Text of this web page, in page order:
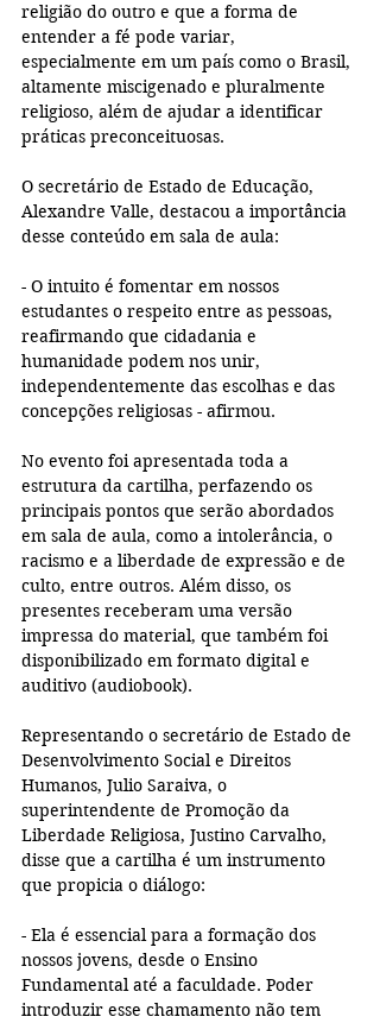
religião do outro e que a forma de
entender a fé pode variar,
especialmente em um país como o Brasil,
altamente miscigenado e pluralmente
religioso, além de ajudar a identificar
práticas preconceituosas.
O secretário de Estado de Educação,
Alexandre Valle, destacou a importância
desse conteúdo em sala de aula:
- O intuito é fomentar em nossos
estudantes o respeito entre as pessoas,
reafirmando que cidadania e
humanidade podem nos unir,
independentemente das escolhas e das
concepções religiosas - afirmou.
No evento foi apresentada toda a
estrutura da cartilha, perfazendo os
principais pontos que serão abordados
em sala de aula, como a intolerância, o
racismo e a liberdade de expressão e de
culto, entre outros. Além disso, os
presentes receberam uma versão
impressa do material, que também foi
disponibilizado em formato digital e
auditivo (audiobook).
Representando o secretário de Estado de
Desenvolvimento Social e Direitos
Humanos, Julio Saraiva, o
superintendente de Promoção da
Liberdade Religiosa, Justino Carvalho,
disse que a cartilha é um instrumento
que propicia o diálogo:
- Ela é essencial para a formação dos
nossos jovens, desde o Ensino
Fundamental até a faculdade. Poder
introduzir esse chamamento não tem